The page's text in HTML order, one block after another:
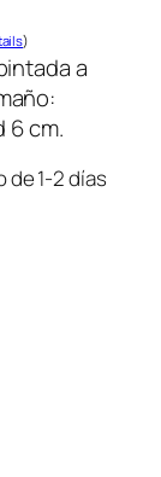
)
a
6 cm.
de 1-2 días